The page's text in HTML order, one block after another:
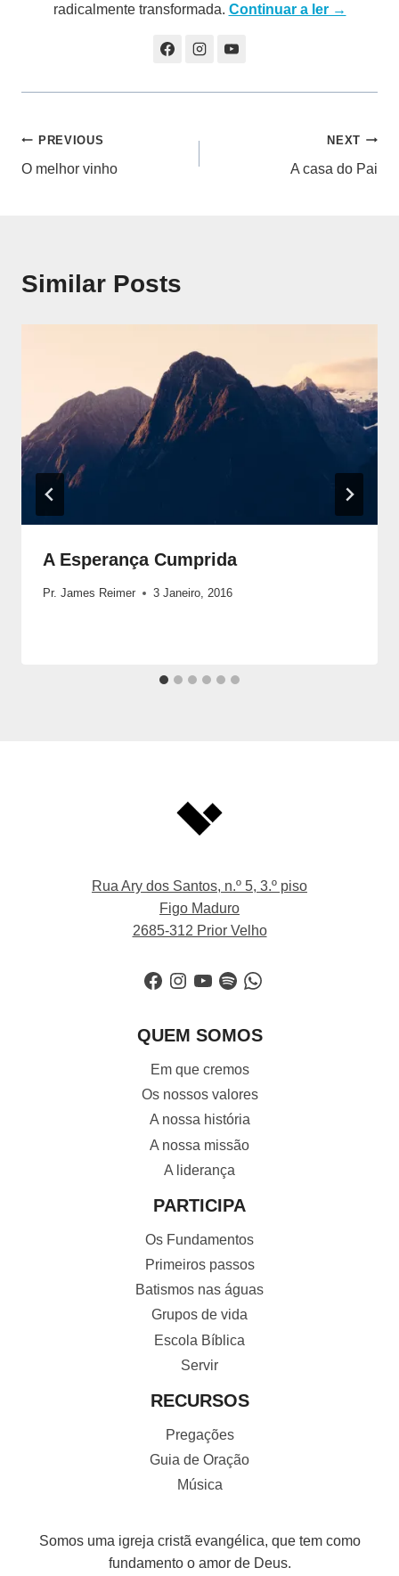
radicalmente transformada. Continuar a ler →
Navegação
de
PREVIOUS
O melhor vinho
NEXT
A casa do Pai
Similar Posts
A Esperança Cumprida
Pr. James Reimer 3 Janeiro, 2016
Rua Ary dos Santos, n.º 5, 3.º piso
Figo Maduro
2685-312 Prior Velho
Facebook
Instagram
YouTube
SpotifyWhatsApp
QUEM SOMOS
Em que cremos
Os nossos valores
A nossa história
A nossa missão
A liderança
PARTICIPA
Os Fundamentos
Primeiros passos
Batismos nas águas
Grupos de vida
Escola Bíblica
Servir
RECURSOS
Pregações
Guia de Oração
Música
Somos uma igreja cristã evangélica, que tem como
fundamento o amor de Deus.